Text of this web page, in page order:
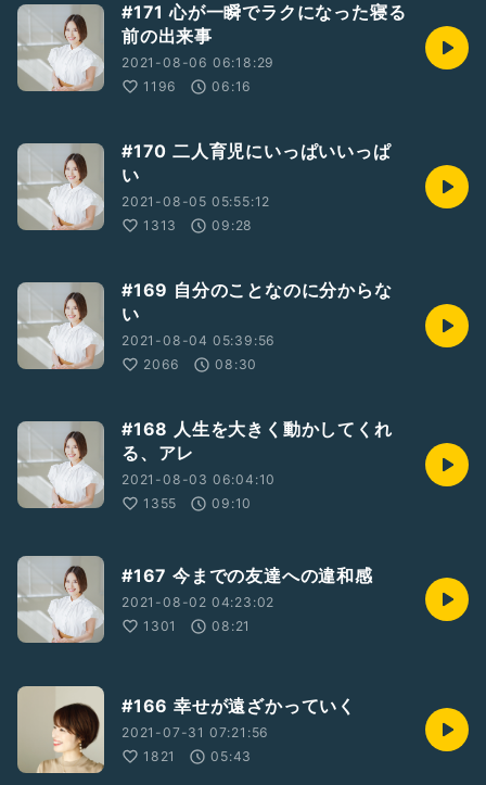
#171 心が一瞬でラクになった寝る
前の出来事
2021-08-06 06:18:29
1196
06:16
#170 二人育児にいっぱいいっぱ
い
2021-08-05 05:55:12
1313
09:28
#169 自分のことなのに分からな
い
2021-08-04 05:39:56
2066
08:30
#168 人生を大きく動かしてくれ
る、アレ
2021-08-03 06:04:10
1355
09:10
#167 今までの友達への違和感
2021-08-02 04:23:02
1301
08:21
#166 幸せが遠ざかっていく
2021-07-31 07:21:56
1821
05:43